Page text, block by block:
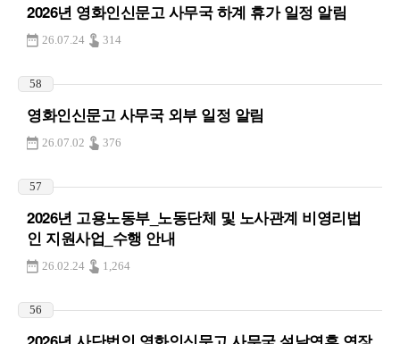
2026년 영화인신문고 사무국 하계 휴가 일정 알림
26.07.24 314
58
영화인신문고 사무국 외부 일정 알림
26.07.02 376
57
2026년 고용노동부_노동단체 및 노사관계 비영리법
인 지원사업_수행 안내
26.02.24 1,264
56